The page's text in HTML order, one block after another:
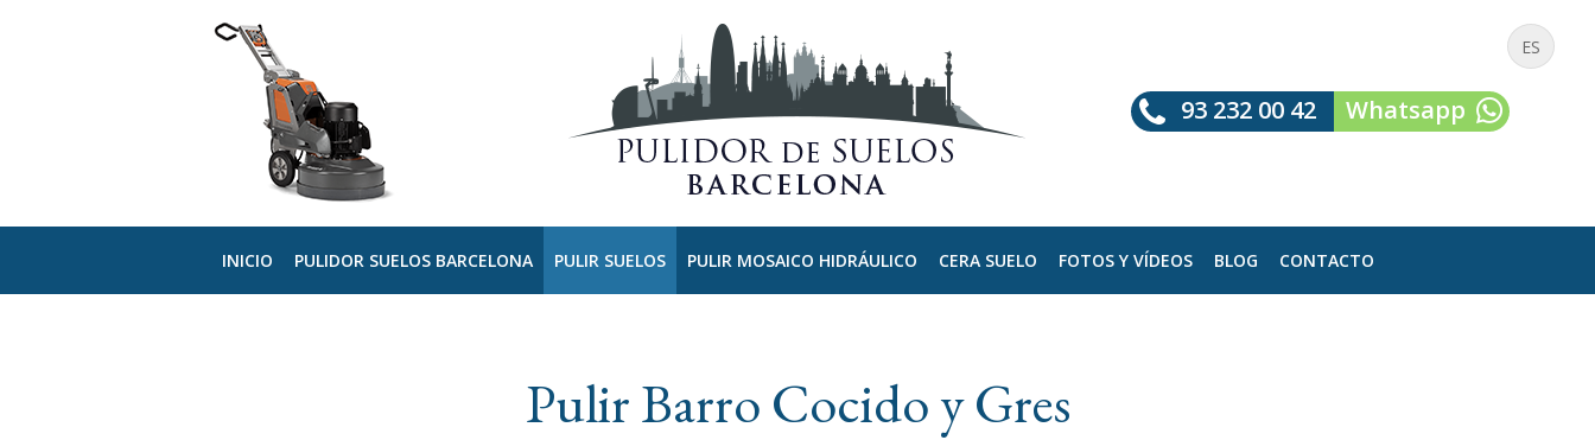
ES
93 232 00 42 Whatsapp
INICIO PULIDOR SUELOS BARCELONA PULIR SUELOS PULIR MOSAICO HIDRÁULICO CERA SUELO FOTOS Y VÍDEOS BLOG CONTACTO
Pulir Barro Cocido y Gres